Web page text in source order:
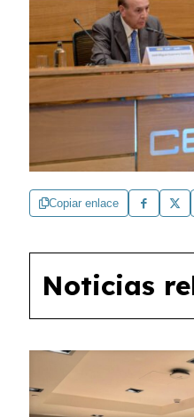
Copiar enlace
Noticias